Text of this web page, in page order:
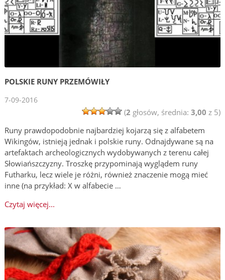
POLSKIE RUNY PRZEMÓWIŁY
7-09-2016
(2 głosów, średnia: 3,00 z 5)
Runy prawdopodobnie najbardziej kojarzą się z alfabetem
Wikingów, istnieją jednak i polskie runy. Odnajdywane są na
artefaktach archeologicznych wydobywanych z terenu całej
Słowiańszczyzny. Troszkę przypominają wyglądem runy
Futharku, lecz wiele je różni, również znaczenie mogą mieć
inne (na przykład: X w alfabecie …
Czytaj więcej...